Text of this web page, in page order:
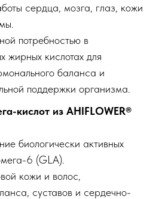
сердца, мозга, глаз, кожи
потребностью в
жирных кислотах для
баланса и
поддержки организма.
кислот из AHIFLOWER®
биологически активных
6 (GLA).
кожи и волос,
суставов и сердечно-